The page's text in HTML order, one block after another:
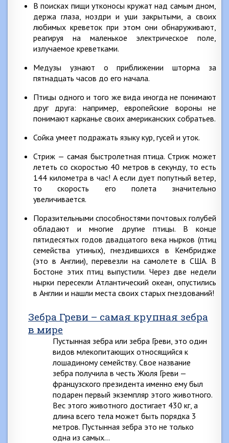
В поисках пищи утконосы кружат над самым дном,
держа глаза, ноздри и уши закрытыми, а своих
любимых креветок при этом они обнаруживают,
реагируя на маленькое электрическое поле,
излучаемое креветками.
Медузы узнают о приближении шторма за
пятнадцать часов до его начала.
Птицы одного и того же вида иногда не понимают
друг друга: например, европейские вороны не
понимают карканье своих американских собратьев.
Сойка умеет подражать языку кур, гусей и уток.
Стриж — самая быстролетная птица. Стриж может
лететь со скоростью 40 метров в секунду, то есть
144 километра в час! А если дует попутный ветер,
то скорость его полета значительно
увеличивается.
Поразительными способностями почтовых голубей
обладают и многие другие птицы. В конце
пятидесятых годов двадцатого века нырков (птиц
семейства утиных), гнездившихся в Кембридже
(это в Англии), перевезли на самолете в США. В
Бостоне этих птиц выпустили. Через две недели
нырки пересекли Атлантический океан, опустились
в Англии и нашли места своих старых гнездований!
Зебра Греви – самая крупная зебра
в мире
Пустынная зебра или зебра Греви, это один
видов млекопитающих относящийся к
лошадиному семейству. Свое название
зебра получила в честь Жюля Греви —
французского президента именно ему был
подарен первый экземпляр этого животного.
Вес этого животного достигает 430 кг, а
длина всего тела может быть порядка 3
метров. Пустынная зебра это не только
одна из самых…